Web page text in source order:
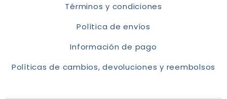
Términos y condiciones
Política de envíos
Información de pago
Políticas de cambios, devoluciones y reembolsos